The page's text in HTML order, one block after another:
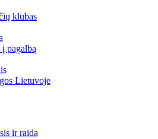
klubas
pagalbą
Lietuvoje
ir raida